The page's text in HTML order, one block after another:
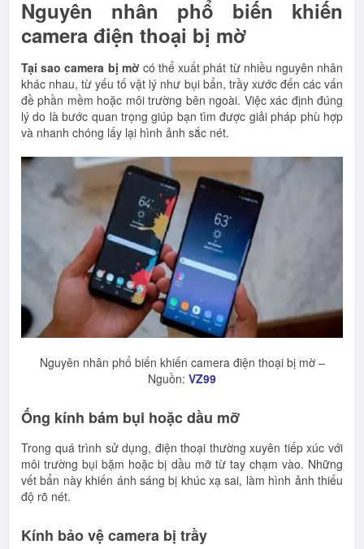
Nguyên nhân phổ biến khiến
camera điện thoại bị mờ
Tại sao camera bị mờ có thể xuất phát từ nhiều nguyên nhân
khác nhau, từ yếu tố vật lý như bụi bẩn, trầy xước đến các vấn
đề phần mềm hoặc môi trường bên ngoài. Việc xác định đúng
lý do là bước quan trọng giúp bạn tìm được giải pháp phù hợp
và nhanh chóng lấy lại hình ảnh sắc nét.
Nguyên nhân phổ biến khiến camera điện thoại bị mờ –
Nguồn: VZ99
Ống kính bám bụi hoặc dầu mỡ
Trong quá trình sử dụng, điện thoại thường xuyên tiếp xúc với
môi trường bụi bặm hoặc bị dầu mỡ từ tay chạm vào. Những
vết bẩn này khiến ánh sáng bị khúc xạ sai, làm hình ảnh thiếu
độ rõ nét.
Kính bảo vệ camera bị trầy